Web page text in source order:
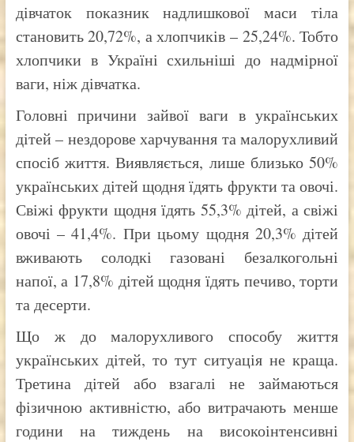
дівчаток показник надлишкової маси тіла
становить 20,72%, а хлопчиків – 25,24%. Тобто
хлопчики в Україні схильніші до надмірної
ваги, ніж дівчатка.
Головні причини зайвої ваги в українських
дітей – нездорове харчування та малорухливий
спосіб життя. Виявляється, лише близько 50%
українських дітей щодня їдять фрукти та овочі.
Свіжі фрукти щодня їдять 55,3% дітей, а свіжі
овочі – 41,4%. При цьому щодня 20,3% дітей
вживають солодкі газовані безалкогольні
напої, а 17,8% дітей щодня їдять печиво, торти
та десерти.
Що ж до малорухливого способу життя
українських дітей, то тут ситуація не краща.
Третина дітей або взагалі не займаються
фізичною активністю, або витрачають менше
години на тиждень на високоінтенсивні